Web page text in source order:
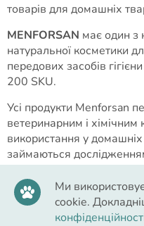
товарів для домашніх
MENFORSAN має один з
натуральної косметики
передових засобів
200 SKU.
Усі продукти Menforsan
ветеринарним і хімічним
використання у
займаються
найкраще підходять
легкими, натуральними
інгредієнтами.
дозволяють запускати
Ми
cookie.